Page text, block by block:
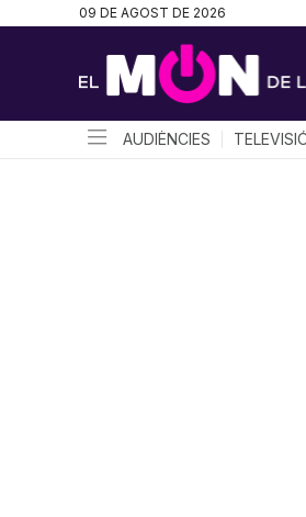
09 DE AGOST DE 2026
AUDIÈNCIES